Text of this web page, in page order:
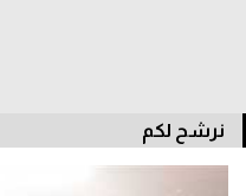
أمريكا
ركن الألعاب
نرشح لكم